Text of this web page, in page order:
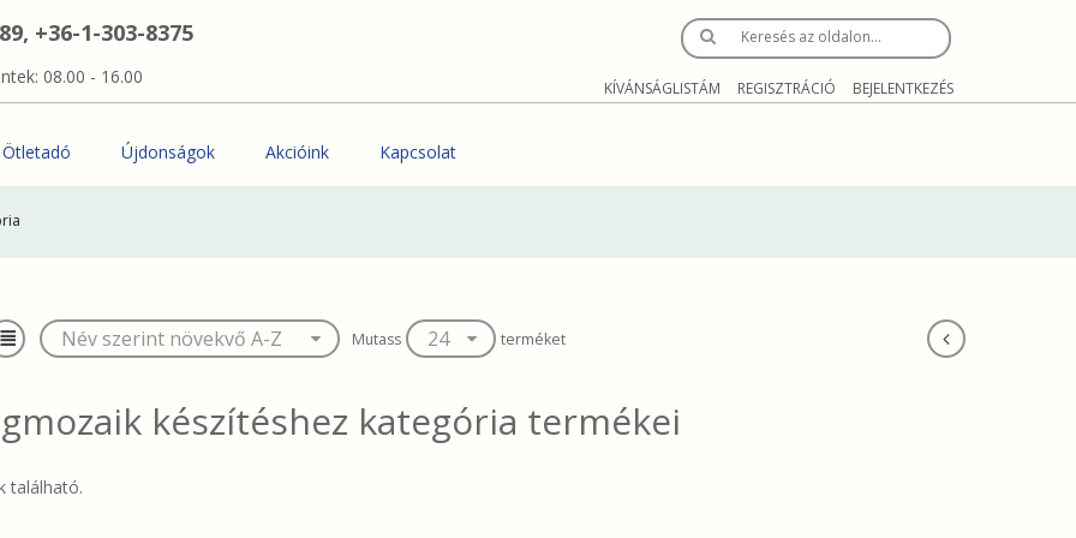
+36-1-303-8375
08.00 - 16.00
Keresés az oldalon…
KÍVÁNSÁGLISTÁM REGISZTRÁCIÓ BEJELENTKEZÉS
Ötletadó Újdonságok Akcióink Kapcsolat
Mutass terméket
készítéshez kategória termékei
található.